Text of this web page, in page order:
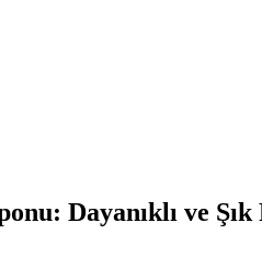
Dayanıklı ve Şık